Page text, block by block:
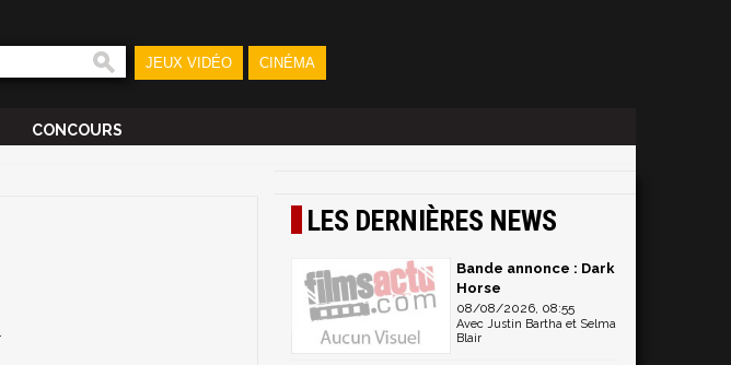
JEUX VIDÉO CINÉMA
CONCOURS
LES DERNIÈRES NEWS
Bande annonce : Dark
Horse
08/08/2026, 08:55
Avec Justin Bartha et Selma
Blair